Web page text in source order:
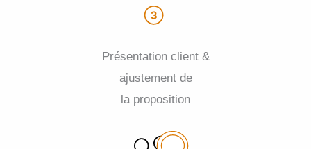
Présentation client &
ajustement de
la proposition